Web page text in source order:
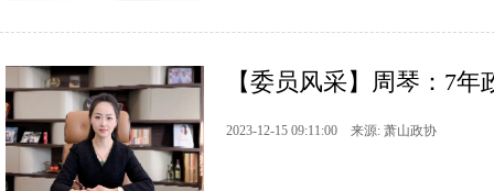
【委员风采】周琴：7
2023-12-15 09:11:00 来源: 萧山政协